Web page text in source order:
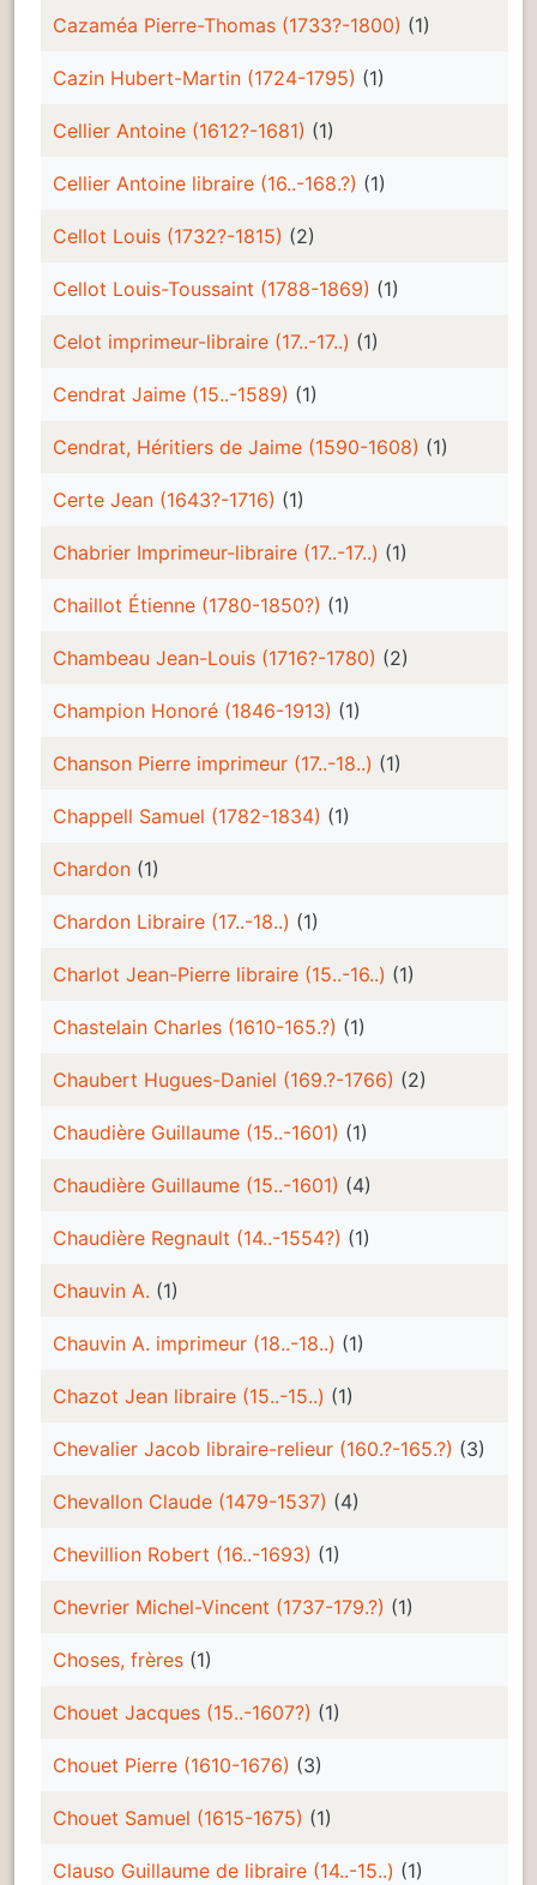
Cazaméa Pierre-Thomas (1733?-1800) (1)
Cazin Hubert-Martin (1724-1795) (1)
Cellier Antoine (1612?-1681) (1)
Cellier Antoine libraire (16..-168.?) (1)
Cellot Louis (1732?-1815) (2)
Cellot Louis-Toussaint (1788-1869) (1)
Celot imprimeur-libraire (17..-17..) (1)
Cendrat Jaime (15..-1589) (1)
Cendrat, Héritiers de Jaime (1590-1608) (1)
Certe Jean (1643?-1716) (1)
Chabrier Imprimeur-libraire (17..-17..) (1)
Chaillot Étienne (1780-1850?) (1)
Chambeau Jean-Louis (1716?-1780) (2)
Champion Honoré (1846-1913) (1)
Chanson Pierre imprimeur (17..-18..) (1)
Chappell Samuel (1782-1834) (1)
Chardon (1)
Chardon Libraire (17..-18..) (1)
Charlot Jean-Pierre libraire (15..-16..) (1)
Chastelain Charles (1610-165.?) (1)
Chaubert Hugues-Daniel (169.?-1766) (2)
Chaudière Guillaume (15..-1601) (1)
Chaudière Guillaume (15..-1601) (4)
Chaudière Regnault (14..-1554?) (1)
Chauvin A. (1)
Chauvin A. imprimeur (18..-18..) (1)
Chazot Jean libraire (15..-15..) (1)
Chevalier Jacob libraire-relieur (160.?-165.?) (3)
Chevallon Claude (1479-1537) (4)
Chevillion Robert (16..-1693) (1)
Chevrier Michel-Vincent (1737-179.?) (1)
Choses, frères (1)
Chouet Jacques (15..-1607?) (1)
Chouet Pierre (1610-1676) (3)
Chouet Samuel (1615-1675) (1)
Clauso Guillaume de libraire (14..-15..) (1)